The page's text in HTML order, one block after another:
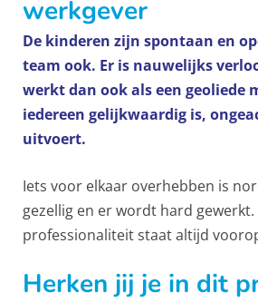
werkgever
De kinderen zijn spontaan en
team ook. Er is nauwelijks
werkt dan ook als een geoliede
iedereen gelijkwaardig is,
uitvoert.
Iets voor elkaar overhebben is
gezellig en er wordt hard gewerkt.
professionaliteit staat altijd
Herken jij je in dit